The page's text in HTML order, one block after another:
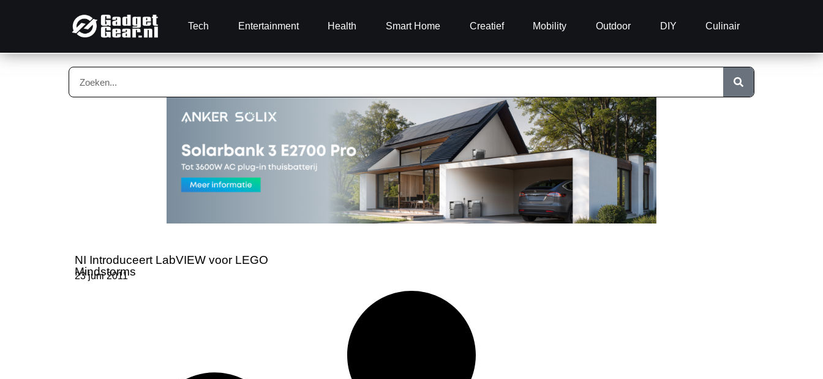
Tech Entertainment Health Smart Home Creatief Mobility Outdoor DIY Culinair
NI Introduceert LabVIEW voor LEGO
Mindstorms
23 juni 2011